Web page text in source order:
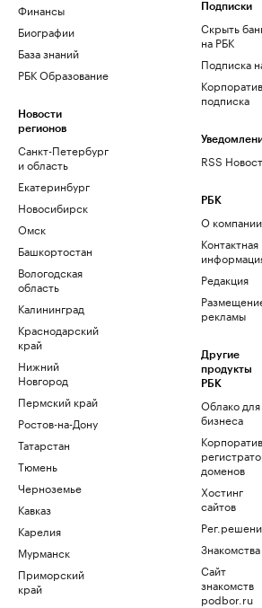
Финансы
Биографии
База знаний
РБК Образование
Новости
регионов
Санкт-Петербург
и область
Екатеринбург
Новосибирск
Омск
Башкортостан
Вологодская
область
Калининград
Краснодарский
край
Нижний
Новгород
Пермский край
Ростов-на-Дону
Татарстан
Тюмень
Черноземье
Кавказ
Карелия
Мурманск
Приморский
край
Подписки
Скрыть
на РБК
Подписка
подписка
RSS
РБК
О компании
Контактная
Редакция
рекламы
Другие
продукты
РБК
Облако для
бизнеса
доменов
Хостинг
сайтов
Знакомства
Сайт
знакомств
podbor.ru